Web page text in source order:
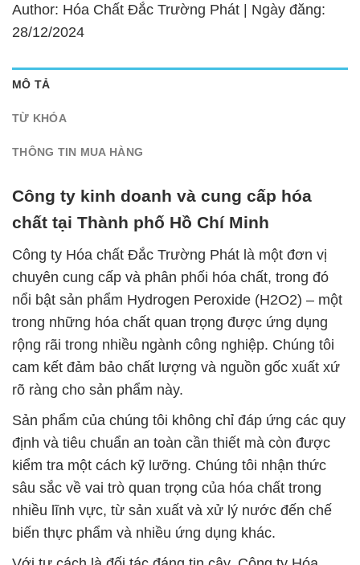
Author: Hóa Chất Đắc Trường Phát | Ngày đăng:
28/12/2024
MÔ TẢ
TỪ KHÓA
THÔNG TIN MUA HÀNG
Công ty kinh doanh và cung cấp hóa
chất tại Thành phố Hồ Chí Minh
Công ty Hóa chất Đắc Trường Phát là một đơn vị
chuyên cung cấp và phân phối hóa chất, trong đó
nổi bật sản phẩm Hydrogen Peroxide (H2O2) – một
trong những hóa chất quan trọng được ứng dụng
rộng rãi trong nhiều ngành công nghiệp. Chúng tôi
cam kết đảm bảo chất lượng và nguồn gốc xuất xứ
rõ ràng cho sản phẩm này.
Sản phẩm của chúng tôi không chỉ đáp ứng các quy
định và tiêu chuẩn an toàn cần thiết mà còn được
kiểm tra một cách kỹ lưỡng. Chúng tôi nhận thức
sâu sắc về vai trò quan trọng của hóa chất trong
nhiều lĩnh vực, từ sản xuất và xử lý nước đến chế
biến thực phẩm và nhiều ứng dụng khác.